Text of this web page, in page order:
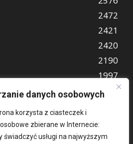
danych osobowych
korzysta z ciasteczek i
zbierane w Internecie:
świadczyć usługi na najwyższym
2472
2421
2420
2190
1997
849